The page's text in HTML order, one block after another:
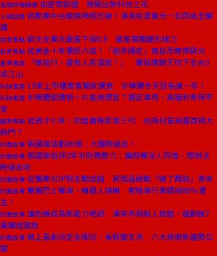
金融時報精選 加密幣餘燼 將開出新科技之花
火線話題 挑動美中台敏感神經也做！鴻海投資紫光一石四鳥全解
讀
投資焦點 歐元兌美元最差下探0.9 留意兩關鍵別接刀
投資焦點 從黃金十年重貶六成！「追求穩定」竟反而害慘歐元
產業風雲
「做這行，要有人的溫度！」 蕈菇運銷王吃下全台3
成江山
科技風雲 13家上市櫃業者獨家調查 半導體冬天恐長達一年！
科技風雲 半導體股價倒一片能撿便宜？鎖定車用、高殖利率保平
安
國際焦點 從政才七年、印度裔移民第三代 他為何是英國首相大
熱門？
封面故事 張國煒談虧80億：大膽跨過去！
封面故事 張國煒自評2年半財務壓力：講倒楣沒人同情，想辦法
跨過去啦
封面故事 從獨尊SOP到主動試錯 昇恆昌啟動「做了再說」革命
封面故事 雙層巴士餐車、機器人接機 老租車行業績掉80％重
生！
封面故事 讓危機成為新能力老師 漢來布局無人旅館、雄獅推7
萬鐵道國旅
封面故事 線上看劇決定去哪玩、長假變主流 八大旅遊新趨勢公
開